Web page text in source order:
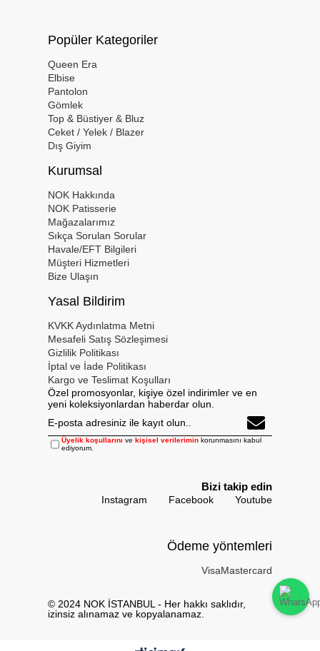
Popüler Kategoriler
Queen Era
Elbise
Pantolon
Gömlek
Top & Büstiyer & Bluz
Ceket / Yelek / Blazer
Dış Giyim
Kurumsal
NOK Hakkında
NOK Patisserie
Mağazalarımız
Sıkça Sorulan Sorular
Havale/EFT Bilgileri
Müşteri Hizmetleri
Bize Ulaşın
Yasal Bildirim
KVKK Aydınlatma Metni
Mesafeli Satış Sözleşimesi
Gizlilik Politikası
İptal ve İade Politikası
Kargo ve Teslimat Koşulları
Özel promosyonlar, kişiye özel indirimler ve en
yeni koleksiyonlardan haberdar olun.
Üyelik koşullarını vekişisel verilerimin korunmasını kabul
ediyorum.
Bizi takip edin
Instagram Facebook Youtube
Ödeme yöntemleri
VisaMastercard
© 2024 NOK İSTANBUL - Her hakkı saklıdır,
izinsiz alınamaz ve kopyalanamaz.